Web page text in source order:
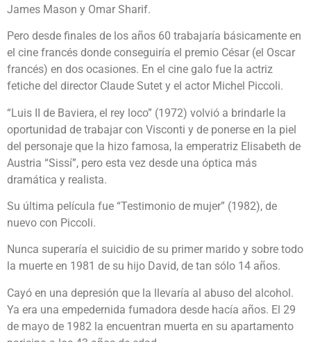
James Mason y Omar Sharif.
Pero desde finales de los años 60 trabajaría básicamente en
el cine francés donde conseguiría el premio César (el Oscar
francés) en dos ocasiones. En el cine galo fue la actriz
fetiche del director Claude Sutet y el actor Michel Piccoli.
“Luis II de Baviera, el rey loco” (1972) volvió a brindarle la
oportunidad de trabajar con Visconti y de ponerse en la piel
del personaje que la hizo famosa, la emperatriz Elisabeth de
Austria “Sissí”, pero esta vez desde una óptica más
dramática y realista.
Su última película fue “Testimonio de mujer” (1982), de
nuevo con Piccoli.
Nunca superaría el suicidio de su primer marido y sobre todo
la muerte en 1981 de su hijo David, de tan sólo 14 años.
Cayó en una depresión que la llevaría al abuso del alcohol.
Ya era una empedernida fumadora desde hacía años. El 29
de mayo de 1982 la encuentran muerta en su apartamento